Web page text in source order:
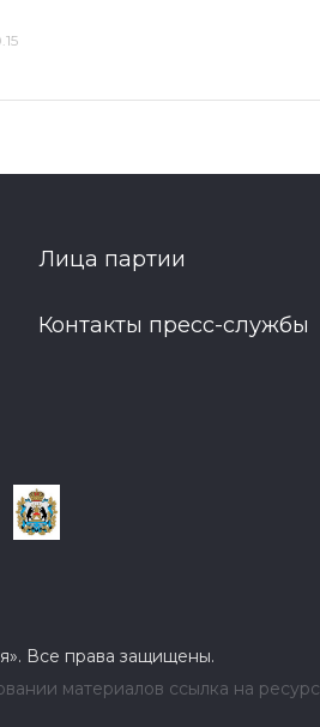
Лица партии
Контакты пресс-службы
Все права защищены.
материалов ссылка на ресурс